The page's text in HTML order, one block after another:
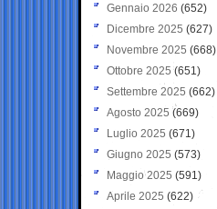
Gennaio 2026 (652)
Dicembre 2025 (627)
Novembre 2025 (668)
Ottobre 2025 (651)
Settembre 2025 (662)
Agosto 2025 (669)
Luglio 2025 (671)
Giugno 2025 (573)
Maggio 2025 (591)
Aprile 2025 (622)